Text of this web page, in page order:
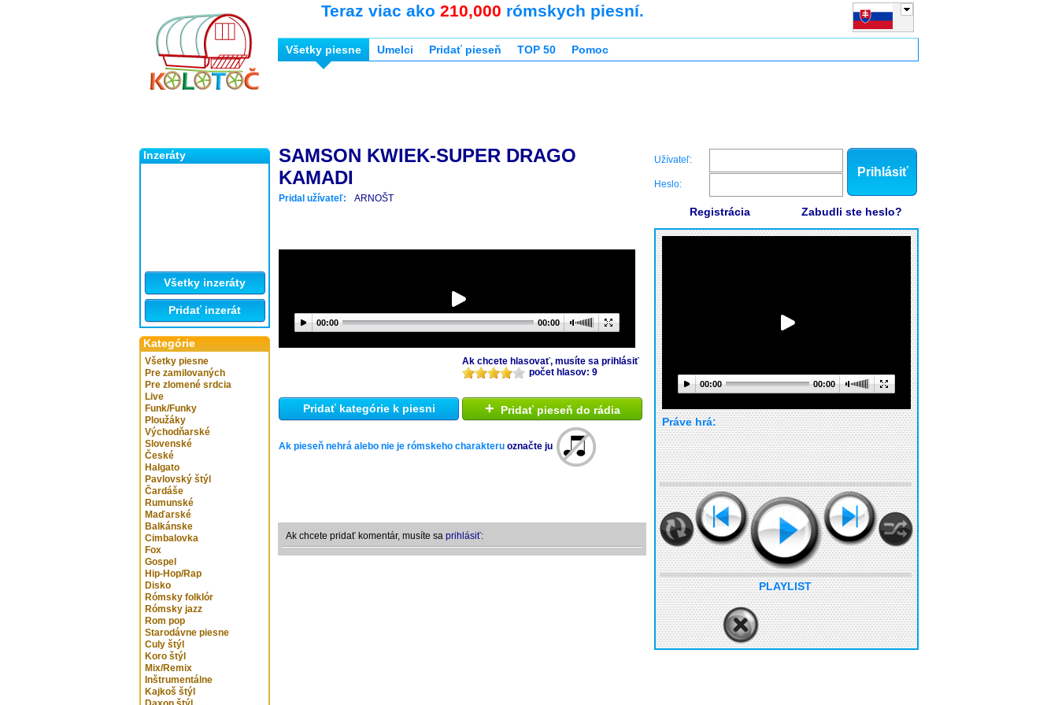
Inzeráty
Všetky inzeráty
Pridať inzerát
Kategórie
Všetky piesne
Pre zamilovaných
Pre zlomené srdcia
Live
Funk/Funky
Ploužáky
Východňarské
Slovenské
České
Halgato
Pavlovský štýl
Čardáše
Rumunské
Maďarské
Balkánske
Cimbalovka
Fox
Gospel
Hip-Hop/Rap
Disko
Rómsky folklór
Rómsky jazz
Rom pop
Starodávne piesne
Culy štýl
Koro štýl
Mix/Remix
Inštrumentálne
Kajkoš štýl
Teraz viac ako 210,000 rómskych piesní.
Všetky piesne Umelci Pridať pieseň TOP 50 Pomoc
SAMSON KWIEK-SUPER DRAGO
KAMADI
Pridal užívateľ: ARNOŠT
00:00 00:00
Ak chcete hlasovať, musíte sa prihlásiť
počet hlasov: 9
Pridať kategórie k piesni + Pridať pieseň do rádia
Ak pieseň nehrá alebo nie je rómskeho charakteru označte ju
Ak chcete pridať komentár, musíte sa prihlásiť:
Užívateľ:
Heslo:
Prihlásiť
Registrácia Zabudli ste heslo?
00:00 00:00
Práve hrá:
PLAYLIST